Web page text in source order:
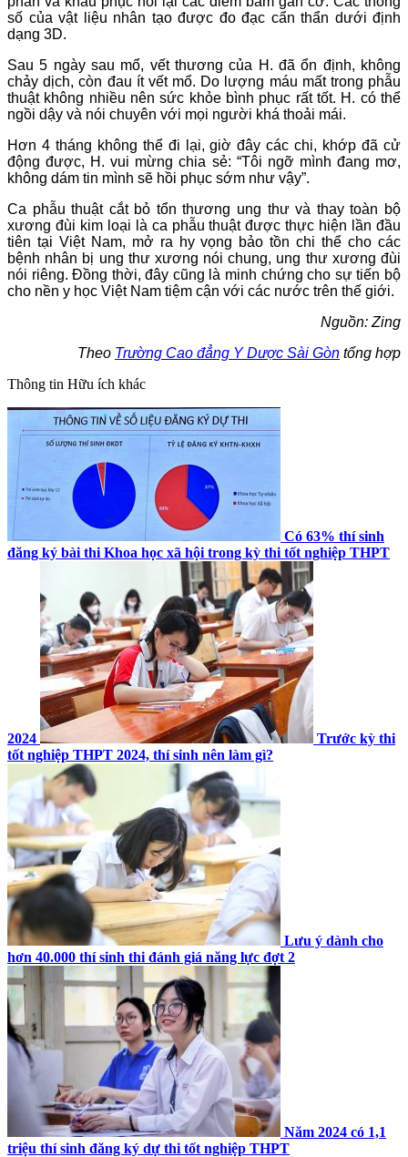
số của vật liệu nhân tạo được đo đạc cẩn thẩn dưới định
dạng 3D.
Sau 5 ngày sau mổ, vết thương của H. đã ổn định, không
chảy dịch, còn đau ít vết mổ. Do lượng máu mất trong phẫu
thuật không nhiều nên sức khỏe bình phục rất tốt. H. có thể
ngồi dậy và nói chuyên với mọi người khá thoải mái.
Hơn 4 tháng không thể đi lại, giờ đây các chi, khớp đã cử
động được, H. vui mừng chia sẻ: “Tôi ngỡ mình đang mơ,
không dám tin mình sẽ hồi phục sớm như vậy”.
Ca phẫu thuật cắt bỏ tổn thương ung thư và thay toàn bộ
xương đùi kim loại là ca phẫu thuật được thực hiện lần đầu
tiên tại Việt Nam, mở ra hy vọng bảo tồn chi thể cho các
bệnh nhân bị ung thư xương nói chung, ung thư xương đùi
nói riêng. Đồng thời, đây cũng là minh chứng cho sự tiến bộ
cho nền y học Việt Nam tiệm cận với các nước trên thế giới.
Nguồn: Zing
Theo Trường Cao đẳng Y Dược Sài Gòn tổng hợp
Thông tin Hữu ích khác
Có 63% thí sinh
đăng ký bài thi Khoa học xã hội trong kỳ thi tốt nghiệp THPT
2024
Trước kỳ thi
tốt nghiệp THPT 2024, thí sinh nên làm gì?
Lưu ý dành cho
hơn 40.000 thí sinh thi đánh giá năng lực đợt 2
Năm 2024 có 1,1
triệu thí sinh đăng ký dự thi tốt nghiệp THPT